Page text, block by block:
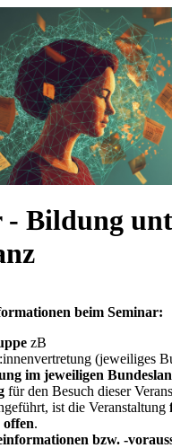
- Bildung
beim Seminar:
zB
(jeweiliges
im jeweiligen
für den Besuch dieser
ist die Veranstaltung
.
bzw. -